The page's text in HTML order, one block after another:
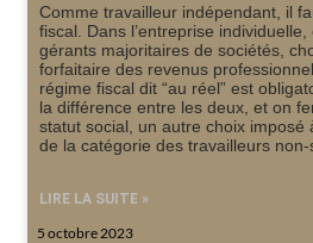
Comme travailleur indépendant, il
fiscal. Dans l’entreprise
gérants majoritaires de sociétés,
forfaitaire des revenus
régime fiscal dit “au réel” est
la différence entre les deux, et on
statut social, un autre choix imposé
de la catégorie des travailleurs non-
LIRE LA SUITE »
5 octobre 2023